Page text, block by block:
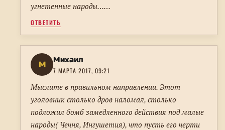
угнетенные народы……
ОТВЕТИТЬ
М Михаил
7 МАРТА 2017, 09:21
Мыслите в правильном направлении. Этот
уголовник столько дров наломал, столько
подложил бомб замедленного действия под малые
народы( Чечня, Ингушетия), что пусть его черти